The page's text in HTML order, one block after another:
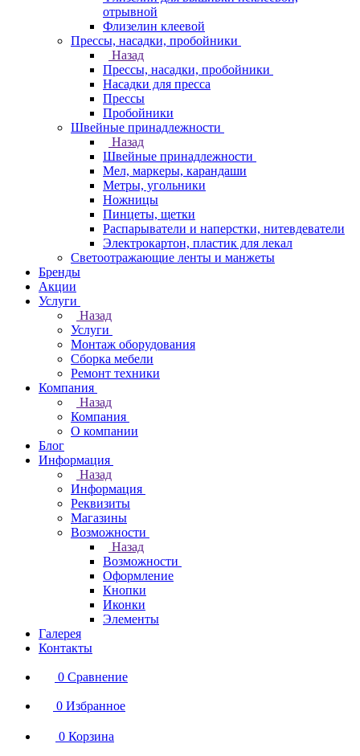
отрывной
Флизелин клеевой
Прессы, насадки, пробойники
Назад
Прессы, насадки, пробойники
Насадки для пресса
Прессы
Пробойники
Швейные принадлежности
Назад
Швейные принадлежности
Мел, маркеры, карандаши
Метры, угольники
Ножницы
Пинцеты, щетки
Распарыватели и наперстки, нитевдеватели
Электрокартон, пластик для лекал
Светоотражающие ленты и манжеты
Бренды
Акции
Услуги
Назад
Услуги
Монтаж оборудования
Сборка мебели
Ремонт техники
Компания
Назад
Компания
О компании
Блог
Информация
Назад
Информация
Реквизиты
Магазины
Возможности
Назад
Возможности
Оформление
Кнопки
Иконки
Элементы
Галерея
Контакты
0 Сравнение
0 Избранное
0 Корзина